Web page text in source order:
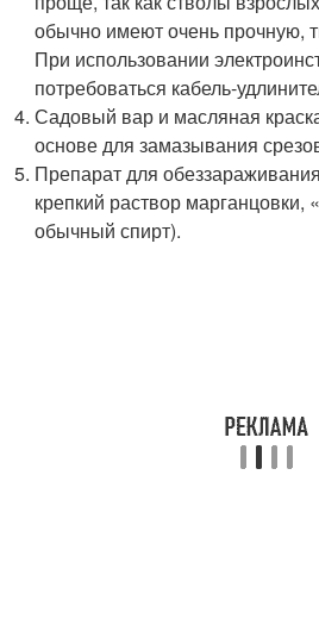
обычно имеют очень прочную,
При использовании
потребоваться кабель-
Садовый вар и масляная
основе для замазывания
Препарат для
крепкий раствор марганцовки,
обычный спирт).